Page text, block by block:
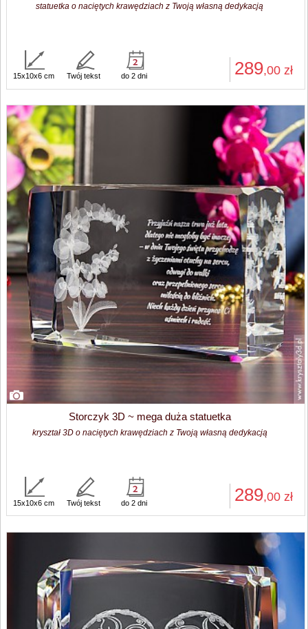
statuetka o naciętych krawędziach z Twoją własną dedykacją
289,00 zł
15x10x6 cm Twój tekst do 2 dni
Storczyk 3D ~ mega duża statuetka
kryształ 3D o naciętych krawędziach z Twoją własną dedykacją
289,00 zł
15x10x6 cm Twój tekst do 2 dni